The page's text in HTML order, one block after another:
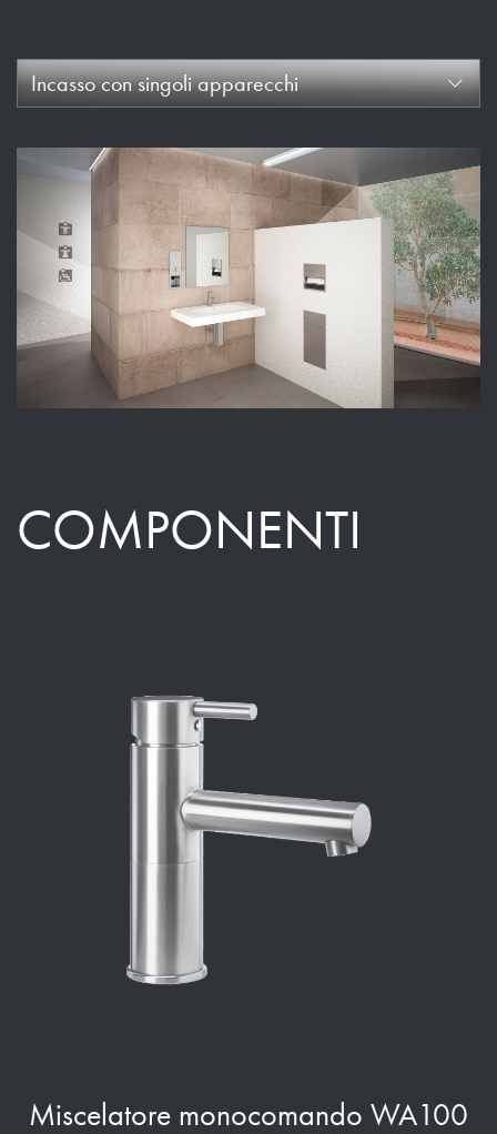
Incasso con singoli apparecchi
COMPONENTI
Miscelatore monocomando WA100